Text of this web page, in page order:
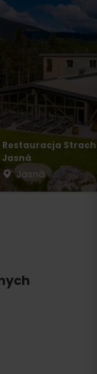
Restauracja
Jasná
Jasná